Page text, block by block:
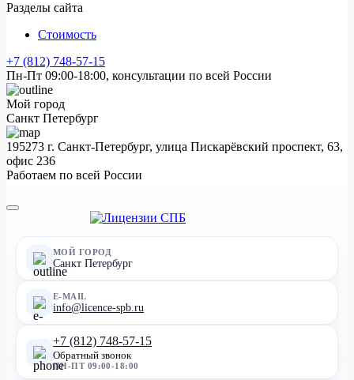
Разделы сайта
Стоимость
+7 (812) 748-57-15
Пн-Пт 09:00-18:00, консультации по всей России
Мой город
Санкт Петербург
195273 г. Санкт-Петербург, улица Пискарёвский проспект, 63,
офис 236
Работаем по всей России
МОЙ ГОРОД
Санкт Петербург
E-MAIL
info@licence-spb.ru
+7 (812) 748-57-15
Обратный звонок
ПН-ПТ 09:00-18:00